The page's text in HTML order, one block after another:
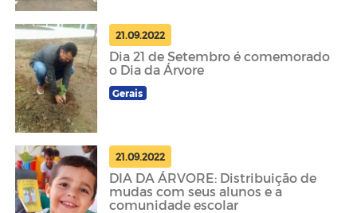
21.09.2022
Dia 21 de Setembro é comemorado
o Dia da Árvore
Gerais
21.09.2022
DIA DA ÁRVORE: Distribuição de
mudas com seus alunos e a
comunidade escolar